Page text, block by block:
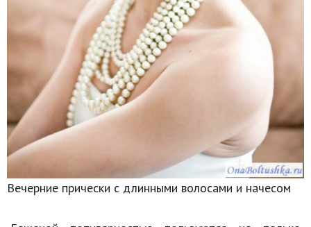
Вечерние прически с длинными волосами и начесом